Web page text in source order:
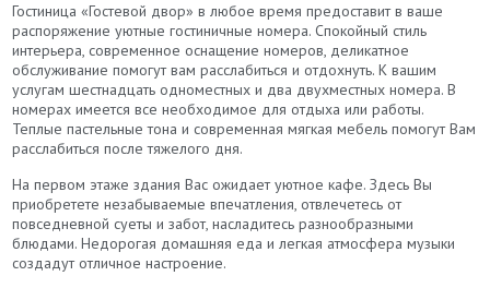
Гостиница «Гостевой двор» в любое время предоставит в ваше
распоряжение уютные гостиничные номера. Спокойный стиль
интерьера, современное оснащение номеров, деликатное
обслуживание помогут вам расслабиться и отдохнуть. К вашим
услугам шестнадцать одноместных и два двухместных номера. В
номерах имеется все необходимое для отдыха или работы.
Теплые пастельные тона и современная мягкая мебель помогут Вам
расслабиться после тяжелого дня.
На первом этаже здания Вас ожидает уютное кафе. Здесь Вы
приобретете незабываемые впечатления, отвлечетесь от
повседневной суеты и забот, насладитесь разнообразными
блюдами. Недорогая домашняя еда и легкая атмосфера музыки
создадут отличное настроение.